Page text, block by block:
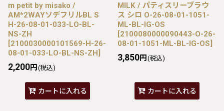
m petit by misako /
AM*2WAYソデフリルBL S
H-26-08-01-033-LO-BL-
NS-ZH
[2100030000101569-H-26-
08-01-033-LO-BL-NS-ZH]
2,200円 (税込)
カートに入れる
MILK / パティスリーブラウ
ス シロ O-26-08-01-1051-
ML-BL-IG-OS
[2100080000090443-O-26-
08-01-1051-ML-BL-IG-OS]
3,850円 (税込)
カートに入れる